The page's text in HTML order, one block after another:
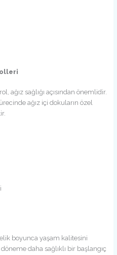
ağız sağlığı açısından önemlidir.
ağız içi dokuların özel
boyunca yaşam kalitesini
daha sağlıklı bir başlangıç